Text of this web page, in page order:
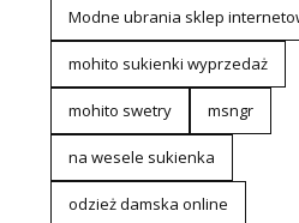
Modne ubrania sklep
mohito sukienki wyprzedaż
mohito swetry msngr
na wesele sukienka
odzież damska online